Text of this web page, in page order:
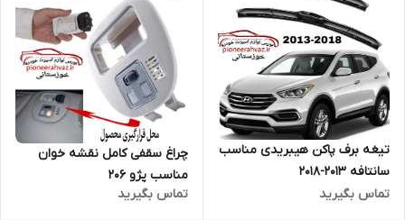
تیغه برف پاکن هیبریدی مناسب
سانتافه 2013-2018
تماس بگیرید
چراغ سقفی کامل نقشه خوان
مناسب پژو 206
تماس بگیرید